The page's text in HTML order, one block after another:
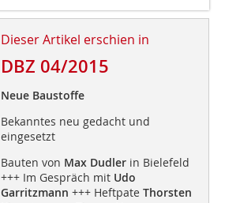
Dieser Artikel erschien in
DBZ 04/2015
Neue Baustoffe
Bekanntes neu gedacht und
eingesetzt
Bauten von Max Dudlerin Bielefeld
+++ Im Gespräch mitUdo
Garritzmann +++ Heftpate Thorsten